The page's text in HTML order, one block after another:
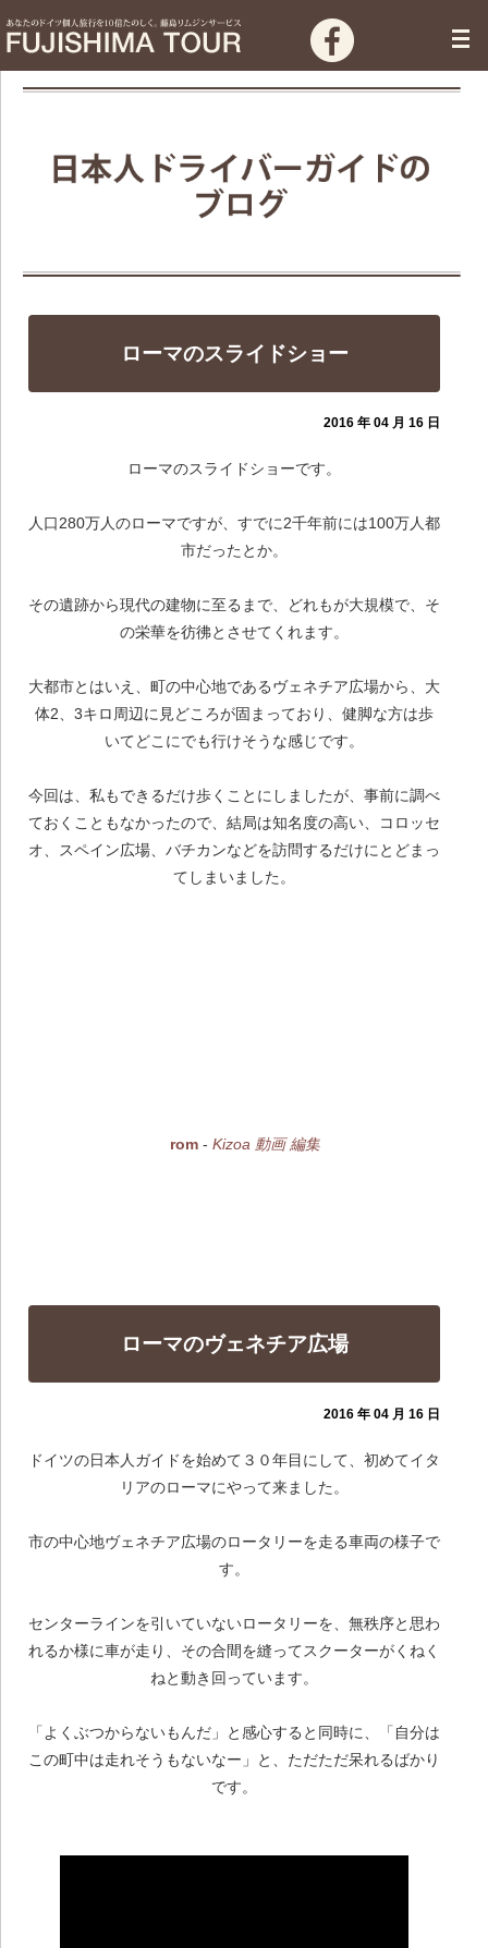
ローマのスライドショー
2016 年 04 月 16 日
ローマのスライドショーです。
人口280万人のローマですが、すでに2千年前には100万人都
市だったとか。
その遺跡から現代の建物に至るまで、どれもが大規模で、そ
の栄華を彷彿とさせてくれます。
大都市とはいえ、町の中心地であるヴェネチア広場から、大
体2、3キロ周辺に見どころが固まっており、健脚な方は歩
いてどこにでも行けそうな感じです。
今回は、私もできるだけ歩くことにしましたが、事前に調べ
ておくこともなかったので、結局は知名度の高い、コロッセ
オ、スペイン広場、バチカンなどを訪問するだけにとどまっ
てしまいました。
rom -Kizoa 動画 編集
ローマのヴェネチア広場
2016 年 04 月 16 日
ドイツの日本人ガイドを始めて３０年目にして、初めてイタ
リアのローマにやって来ました。
市の中心地ヴェネチア広場のロータリーを走る車両の様子で
す。
センターラインを引いていないロータリーを、無秩序と思わ
れるか様に車が走り、その合間を縫ってスクーターがくねく
ねと動き回っています。
「よくぶつからないもんだ」と感心すると同時に、「自分は
この町中は走れそうもないなー」と、ただただ呆れるばかり
です。